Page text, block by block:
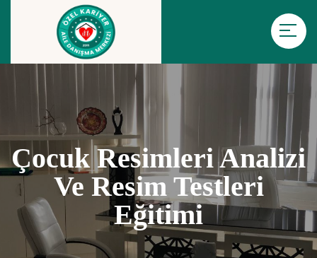
Çocuk Resimleri Analizi
Ve Resim Testleri
Eğitimi